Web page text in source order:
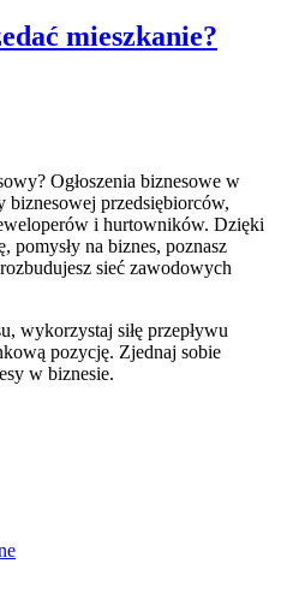
mieszkanie?
Ogłoszenia biznesowe w
biznesowej przedsiębiorców,
i hurtowników. Dzięki
pomysły na biznes, poznasz
sieć zawodowych
wykorzystaj siłę przepływu
pozycję. Zjednaj sobie
w biznesie.